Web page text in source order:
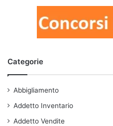
Categorie
Abbigliamento
Addetto Inventario
Addetto Vendite